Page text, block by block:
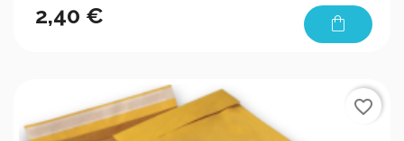
2,40 € shopping_bag
favorite_border